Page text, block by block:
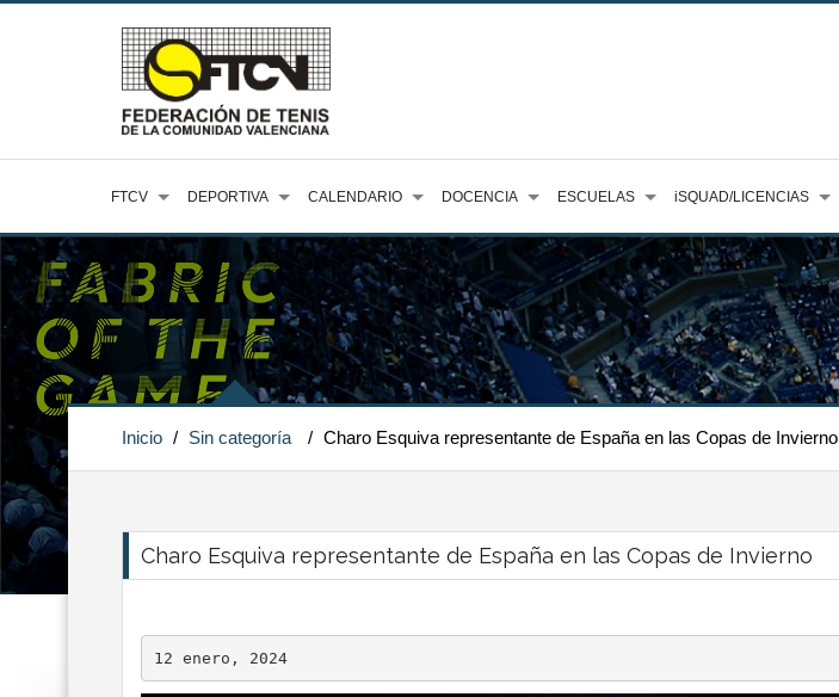
FTCV DEPORTIVA CALENDARIO DOCENCIA ESCUELAS iSQUAD/LICENCIAS
Inicio / Sin categoría / Charo Esquiva representante de España en las Copas de Invierno
Charo Esquiva representante de España en las Copas de Invierno
12 enero, 2024